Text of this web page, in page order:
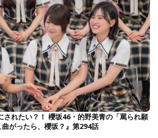
されたい？！ 櫻坂46・的野美青の「罵られ願
がったら、櫻坂？』第294話